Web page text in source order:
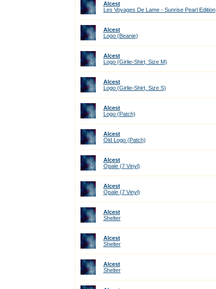
Alcest
Les Voyages De Lame - Sunrise Pearl Edition
Alcest
Logo (Beanie)
Alcest
Logo (Girlie-Shirt, Size M)
Alcest
Logo (Girlie-Shirt, Size S)
Alcest
Logo (Patch)
Alcest
Old Logo (Patch)
Alcest
Opale (7 Vinyl)
Alcest
Opale (7 Vinyl)
Alcest
Shelter
Alcest
Shelter
Alcest
Shelter